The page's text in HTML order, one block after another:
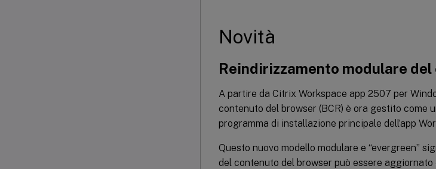
Novità
Reindirizzamento modulare
A partire da Citrix Workspace app 2507 per
contenuto del browser (BCR) è ora gestito come
programma di installazione principale dell’app
Questo nuovo modello modulare e “evergreen”
del contenuto del browser può essere